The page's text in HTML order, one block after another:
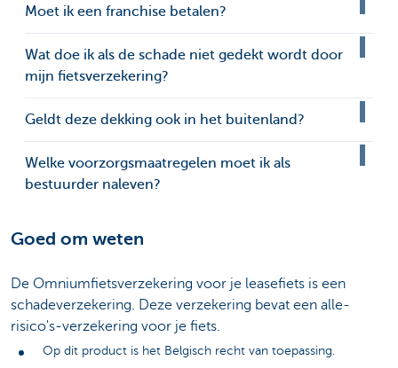
Moet ik een franchise betalen?
Wat doe ik als de schade niet gedekt wordt door
mijn fietsverzekering?
Geldt deze dekking ook in het buitenland?
Welke voorzorgsmaatregelen moet ik als
bestuurder naleven?
Goed om weten
De Omniumfietsverzekering voor je leasefiets is een
schadeverzekering. Deze verzekering bevat een alle-
risico's-verzekering voor je fiets.
Op dit product is het Belgisch recht van toepassing.